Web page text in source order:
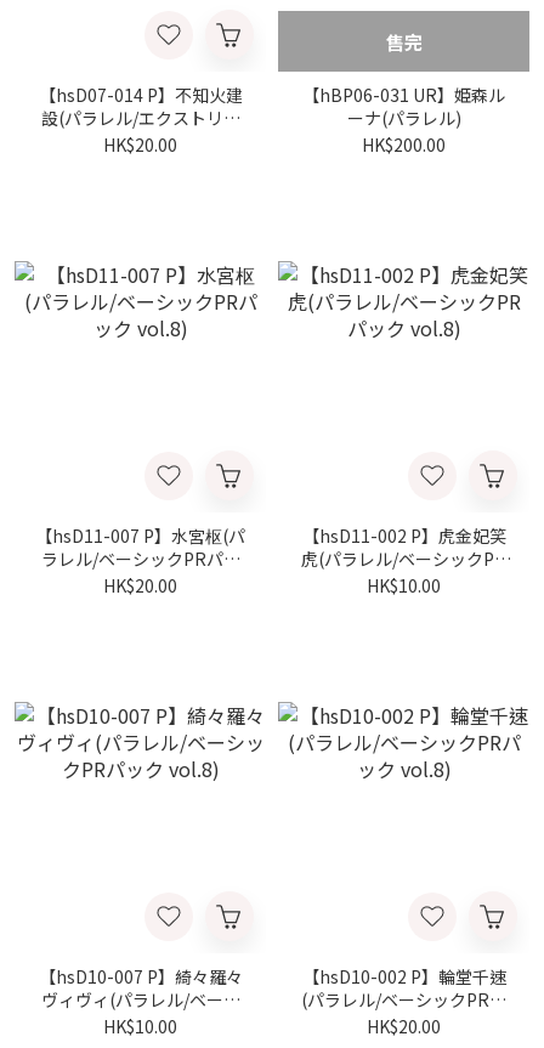
【hsD07-014 P】不知火建
設(パラレル/エクストリー
マーカップ2025店舗予選-
HK$20.00
售完
【hBP06-031 UR】姫森ル
ーナ(パラレル)
HK$200.00
【hsD11-007 P】水宮枢(パ
ラレル/ベーシックPRパッ
ク vol.8)
HK$20.00
【hsD11-002 P】虎金妃笑
虎(パラレル/ベーシックPR
パック vol.8)
HK$10.00
【hsD10-007 P】綺々羅々
ヴィヴィ(パラレル/ベーシ
ックPRパック vol.8)
HK$10.00
【hsD10-002 P】輪堂千速
(パラレル/ベーシックPRパ
ック vol.8)
HK$20.00